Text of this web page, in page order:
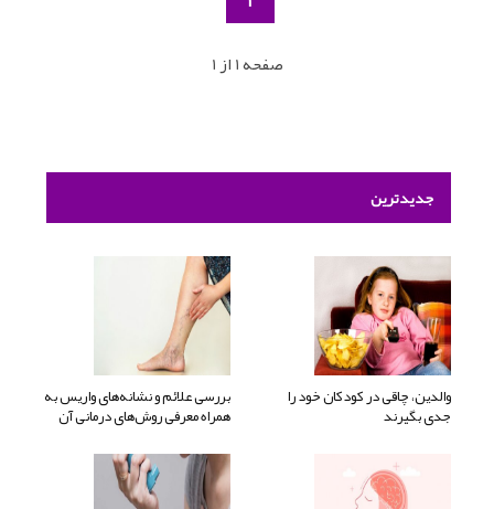
صفحه 1 از 1
جدیدترین
والدین، چاقی در کودکان خود را
جدی بگیرند
بررسی علائم و نشانه‌های واریس به
همراه معرفی روش‌های درمانی آن